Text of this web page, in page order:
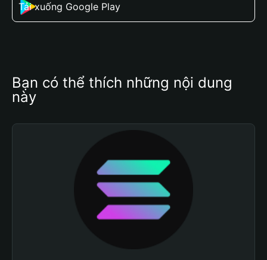
Tải xuống Google Play
Bạn có thể thích những nội dung
này